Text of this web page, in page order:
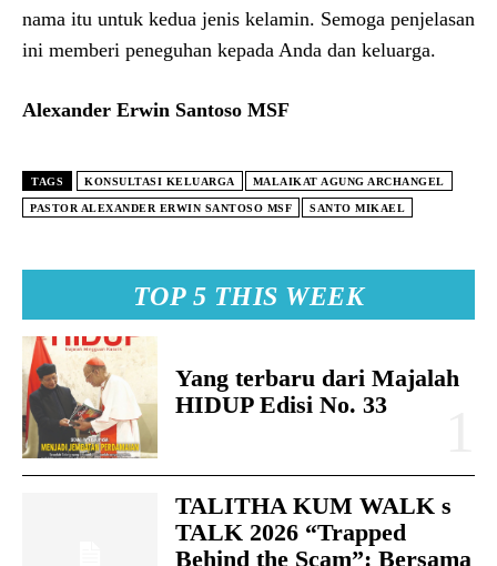
TOP 5 THIS WEEK
Yang terbaru dari Majalah
HIDUP Edisi No. 33
TALITHA KUM WALK s
TALK 2026 “Trapped
Behind the Scam”: Bersama
nama itu untuk kedua jenis kelamin. Semoga penjelasan
ini memberi peneguhan kepada Anda dan keluarga.
Alexander Erwin Santoso MSF
TAGS KONSULTASI KELUARGA MALAIKAT AGUNG ARCHANGEL
PASTOR ALEXANDER ERWIN SANTOSO MSF SANTO MIKAEL